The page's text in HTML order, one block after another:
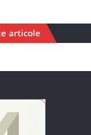
articole